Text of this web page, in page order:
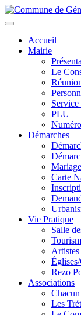
Aller
au
principal
Toggle
navigationAccueil
Mairie
Le
PLU
Démarches
Mariage
Carte
Vie Pratique
Salle
Artistes
Rezo
Associations
Les